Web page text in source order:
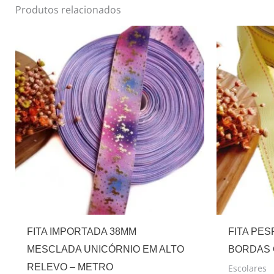
Produtos relacionados
FITA IMPORTADA 38MM
MESCLADA UNICÓRNIO EM ALTO
RELEVO – METRO
FITA
BORDAS
Escolares